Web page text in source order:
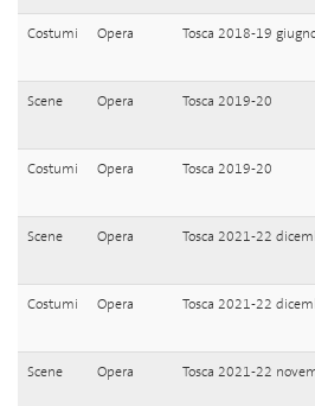
Costumi Opera Tosca 2018-19
Scene Opera Tosca 2019-20
Costumi Opera Tosca 2019-20
Scene Opera Tosca 2021-22
Costumi Opera Tosca 2021-22
Scene Opera Tosca 2021-22